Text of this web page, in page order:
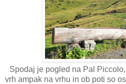
Spodaj je pogled na Pal
vrh ampak na vrhu in ob poti so